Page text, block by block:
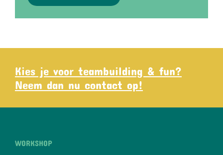
Kies je voor teambuilding & fun?
Neem dan nu contact op!
WORKSHOP